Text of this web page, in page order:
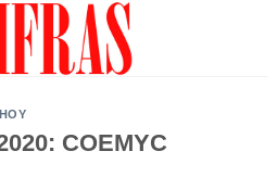
COEMYC